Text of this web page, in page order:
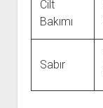
Cilt
Bakımı
Sabır